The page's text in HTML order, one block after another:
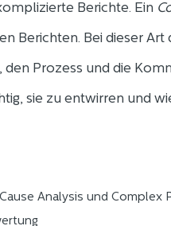
Berichte. Ein
Berichten. Bei dieser
Prozess und die
sie zu entwirren und
Analysis und Complex